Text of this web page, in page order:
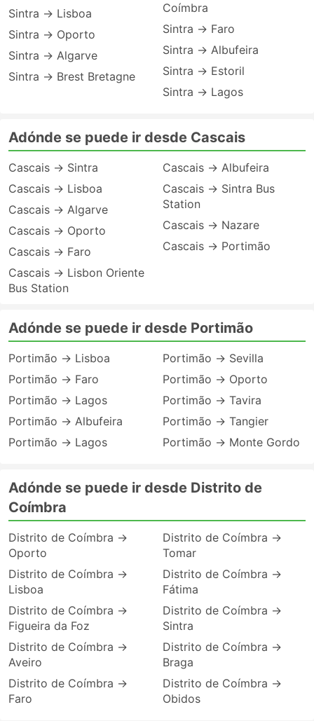
Sintra → Lisboa
Sintra → Oporto
Sintra → Algarve
Sintra → Brest Bretagne
Coímbra
Sintra → Faro
Sintra → Albufeira
Sintra → Estoril
Sintra → Lagos
Adónde se puede ir desde Cascais
Cascais → Sintra
Cascais → Lisboa
Cascais → Algarve
Cascais → Oporto
Cascais → Faro
Cascais → Lisbon Oriente
Bus Station
Cascais → Albufeira
Cascais → Sintra Bus
Station
Cascais → Nazare
Cascais → Portimão
Adónde se puede ir desde Portimão
Portimão → Lisboa
Portimão → Faro
Portimão → Lagos
Portimão → Albufeira
Portimão → Lagos
Portimão → Sevilla
Portimão → Oporto
Portimão → Tavira
Portimão → Tangier
Portimão → Monte Gordo
Adónde se puede ir desde Distrito de
Coímbra
Distrito de Coímbra →
Oporto
Distrito de Coímbra →
Lisboa
Distrito de Coímbra →
Figueira da Foz
Distrito de Coímbra →
Aveiro
Distrito de Coímbra →
Faro
Distrito de Coímbra →
Tomar
Distrito de Coímbra →
Fátima
Distrito de Coímbra →
Sintra
Distrito de Coímbra →
Braga
Distrito de Coímbra →
Obidos